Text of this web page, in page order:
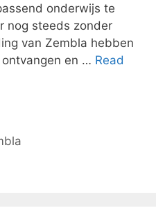
onderwijs te
nog steeds zonder
van Zembla hebben
en … Read